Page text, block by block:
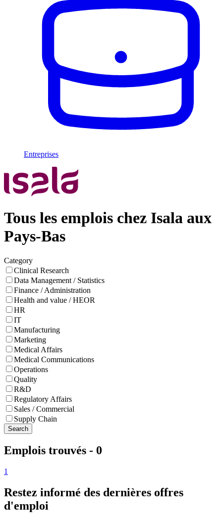
Entreprises
Tous les emplois chez Isala aux
Pays-Bas
Category
Clinical Research
Data Management / Statistics
Finance / Administration
Health and value / HEOR
HR
IT
Manufacturing
Marketing
Medical Affairs
Medical Communications
Operations
Quality
R&D
Regulatory Affairs
Sales / Commercial
Supply Chain
Search
Emplois trouvés - 0
1
Restez informé des dernières offres
d'emploi